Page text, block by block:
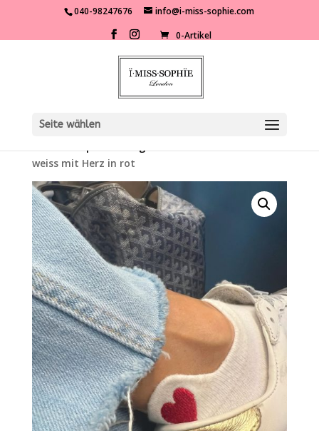
040-98247676 info@i-miss-sophie.com
0-Artikel
Seite wählen
weiss mit Herz in rot